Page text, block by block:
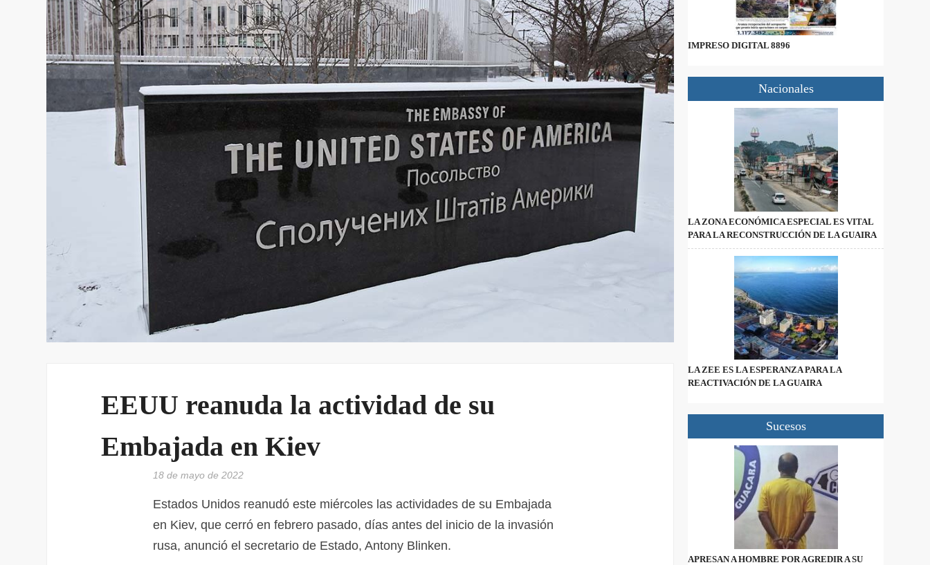
EEUU reanuda la actividad de su
Embajada en Kiev
18 de mayo de 2022
Estados Unidos reanudó este miércoles las actividades de su Embajada
en Kiev, que cerró en febrero pasado, días antes del inicio de la invasión
rusa, anunció el secretario de Estado, Antony Blinken.
IMPRESO DIGITAL 8896
Nacionales
LA ZONA ECONÓMICA ESPECIAL ES VITAL
PARA LA RECONSTRUCCIÓN DE LA GUAIRA
LA ZEE ES LA ESPERANZA PARA LA
REACTIVACIÓN DE LA GUAIRA
Sucesos
APRESAN A HOMBRE POR AGREDIR A SU